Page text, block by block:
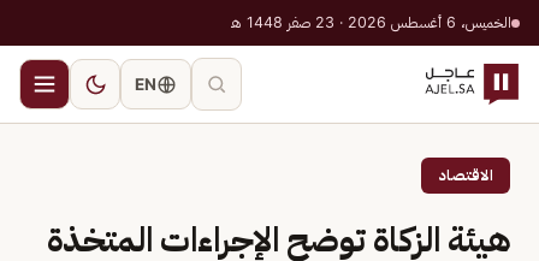
الخميس، 6 أغسطس 2026 · 23 صفر 1448 هـ
EN
الاقتصاد
هيئة الزكاة توضح الإجراءات المتخذة